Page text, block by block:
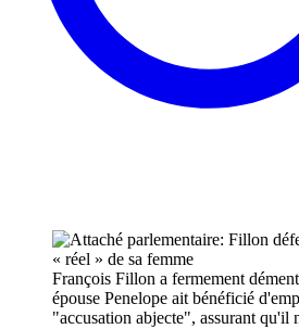
François Fillon a fermement
épouse Penelope ait bénéficié
"accusation abjecte", assurant qu'il